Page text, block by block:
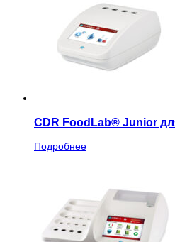
CDR FoodLab® Junior
Подробнее